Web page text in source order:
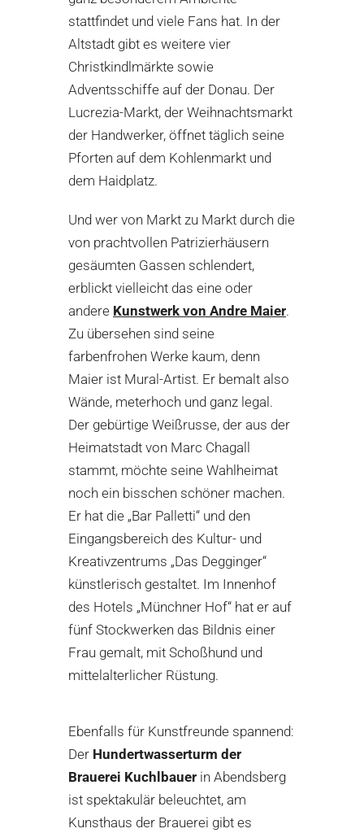
stattfindet und viele Fans hat. In der
Altstadt gibt es weitere vier
Christkindlmärkte sowie
Adventsschiffe auf der Donau. Der
Lucrezia-Markt, der Weihnachtsmarkt
der Handwerker, öffnet täglich seine
Pforten auf dem Kohlenmarkt und
dem Haidplatz.
Und wer von Markt zu Markt durch die
von prachtvollen Patrizierhäusern
gesäumten Gassen schlendert,
erblickt vielleicht das eine oder
andere Kunstwerk von Andre Maier.
Zu übersehen sind seine
farbenfrohen Werke kaum, denn
Maier ist Mural-Artist. Er bemalt also
Wände, meterhoch und ganz legal.
Der gebürtige Weißrusse, der aus der
Heimatstadt von Marc Chagall
stammt, möchte seine Wahlheimat
noch ein bisschen schöner machen.
Er hat die „Bar Palletti“ und den
Eingangsbereich des Kultur- und
Kreativzentrums „Das Degginger“
künstlerisch gestaltet. Im Innenhof
des Hotels „Münchner Hof“ hat er auf
fünf Stockwerken das Bildnis einer
Frau gemalt, mit Schoßhund und
mittelalterlicher Rüstung.
Ebenfalls für Kunstfreunde spannend:
Der Hundertwasserturm der
Brauerei Kuchlbauer in Abendsberg
ist spektakulär beleuchtet, am
Kunsthaus der Brauerei gibt es